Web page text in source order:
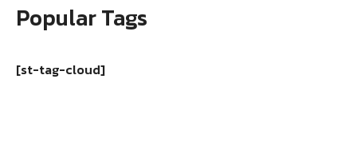
Popular Tags
[st-tag-cloud]